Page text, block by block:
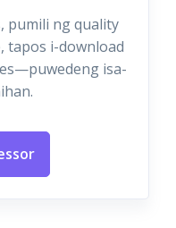
pumili ng quality
tapos i-download
isa-